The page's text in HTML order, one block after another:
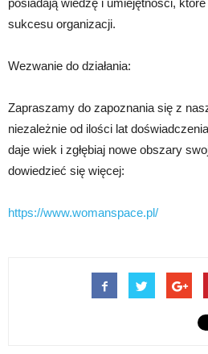
posiadają wiedzę i umiejętności,
sukcesu organizacji.
Wezwanie do działania:
Zapraszamy do zapoznania się z
niezależnie od ilości lat
daje wiek i zgłębiaj nowe obszary
dowiedzieć się więcej:
https://www.womanspace.pl/